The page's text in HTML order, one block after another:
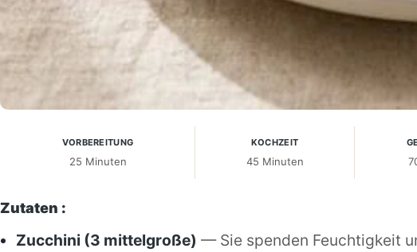
VORBEREITUNG
25 Minuten
KOCHZEIT
45 Minuten
Zutaten :
Zucchini (3 mittelgroße) — Sie spenden Feuchtigkeit